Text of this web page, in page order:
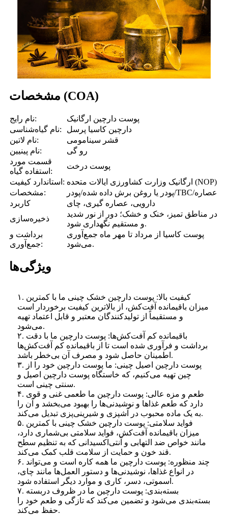
مشخصات (COA)
نام رایج:
پوست دارچین ارگانیک
نام گیاه‌شناسی:
دارچین کاسیا پرسل
نام لاتین:
قشر سینامومی
نام پینیین:
رو گی
قسمت مورد
استفاده گیاه:
پوست درخت
استاندارد کیفیت:
ارگانیک وزارت کشاورزی ایالات متحده (NOP)
مشخصات:
پودر یا روغن برش داده شده/پودر/TBC/عصاره
کاربرد
دارویی، عصاره گیری، چای
ذخیره‌سازی
در مناطق تمیز، خنک و خشک؛ دور از نور شدید
و مستقیم نگهداری شود.
برداشت و
جمع‌آوری:
پوست کاسیا از مرداد تا مهر ماه جمع‌آوری
می‌شود.
ویژگی‌ها
۱. کیفیت بالا: پوست دارچین خشک چینی ما با کمترین
میزان باقیمانده آفت‌کش، از بالاترین کیفیت برخوردار است
و مستقیماً از تولیدکنندگان معتبر و قابل اعتماد تهیه
می‌شود.
۲. باقیمانده کم آفت‌کش‌ها: پوست دارچین ما با دقت
برداشت و فرآوری شده است تا از باقیمانده کم آفت‌کش‌ها
اطمینان حاصل شود و مصرف آن بی‌خطر باشد.
۳. پوست دارچین اصیل چینی: ما پوست دارچین خود را از
چین تهیه می‌کنیم، که خاستگاه پوست دارچین اصیل و
سنتی چینی است.
۴. طعم و مزه عالی: پوست دارچین ما طعمی غنی و قوی
دارد که طعم غذاها و نوشیدنی‌ها را بهبود می‌بخشد و آن را
به یک ماده محبوب در آشپزی و شیرینی‌پزی تبدیل می‌کند.
۵. فواید سلامتی: پوست دارچین خشک چینی با کمترین
میزان باقیمانده آفت‌کش، فواید سلامتی بی‌شماری دارد،
مانند خواص ضد التهابی و آنتی‌اکسیدانی که به تنظیم سطح
قند خون و حمایت از سلامت قلب کمک می‌کند.
۶. چند منظوره: پوست دارچین ما همه کاره است و می‌تواند
در انواع غذاها، نوشیدنی‌ها و دستور العمل‌ها مانند چای،
اسموتی، دسر، کاری و موارد دیگر استفاده شود.
۷. بسته‌بندی: پوست دارچین ما در ظروف دربسته
بسته‌بندی می‌شود و تضمین می‌کند که تازگی و طعم خود را
حفظ می‌کند.